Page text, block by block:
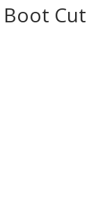
Boot Cut